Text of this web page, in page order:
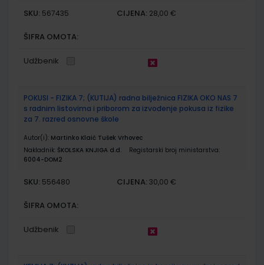
SKU: 567435 CIJENA: 28,00 €
ŠIFRA OMOTA:
Udžbenik
POKUSI - FIZIKA 7; (KUTIJA) radna bilježnica FIZIKA OKO NAS 7
s radnim listovima i priborom za izvođenje pokusa iz fizike
za 7. razred osnovne škole
Autor(i): Martinko Klaić Tušek Vrhovec
Nakladnik: ŠKOLSKA KNJIGA d.d.
Registarski broj ministarstva:
6004-DOM2
SKU: 556480 CIJENA: 30,00 €
ŠIFRA OMOTA:
Udžbenik